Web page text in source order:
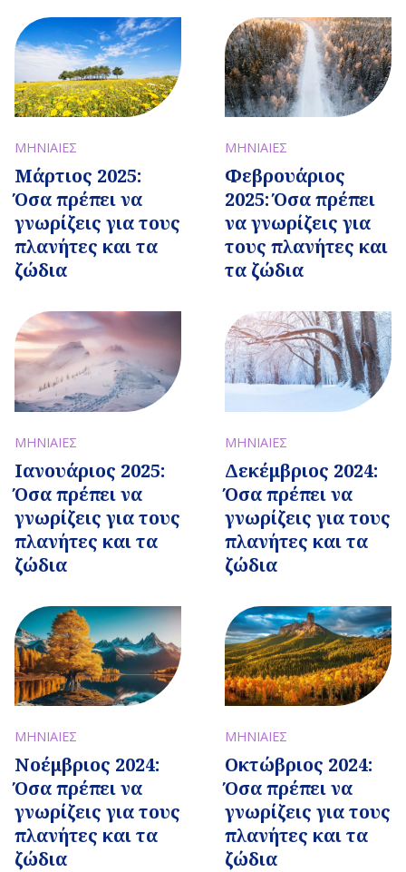
ΜΗΝΙΑΙΕΣ
Μάρτιος 2025:
Όσα πρέπει να
γνωρίζεις για τους
πλανήτες και τα
ζώδια
ΜΗΝΙΑΙΕΣ
Φεβρουάριος
2025: Όσα πρέπει
να γνωρίζεις για
τους πλανήτες και
τα ζώδια
ΜΗΝΙΑΙΕΣ
Ιανουάριος 2025:
Όσα πρέπει να
γνωρίζεις για τους
πλανήτες και τα
ζώδια
ΜΗΝΙΑΙΕΣ
Δεκέμβριος 2024:
Όσα πρέπει να
γνωρίζεις για τους
πλανήτες και τα
ζώδια
ΜΗΝΙΑΙΕΣ
Νοέμβριος 2024:
Όσα πρέπει να
γνωρίζεις για τους
πλανήτες και τα
ζώδια
ΜΗΝΙΑΙΕΣ
Οκτώβριος 2024:
Όσα πρέπει να
γνωρίζεις για τους
πλανήτες και τα
ζώδια